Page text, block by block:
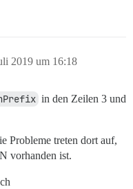
2019 um 16:18
in den Zeilen 3 und
Probleme treten dort auf,
vorhanden ist.